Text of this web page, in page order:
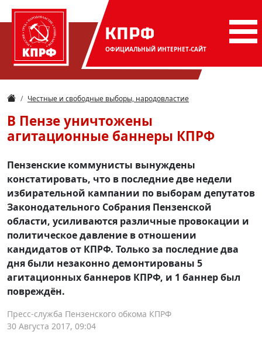
КПРФ
ОФИЦИАЛЬНЫЙ ИНТЕРНЕТ-САЙТ
Честные и свободные выборы, народовластие
В Пензе уничтожены
агитационные баннеры КПРФ
Пензенские коммунисты вынуждены
констатировать, что в последние две недели
избирательной кампании по выборам депутатов
Законодательного Собрания Пензенской
области, усиливаются различные провокации и
политическое давление в отношении
кандидатов от КПРФ. Только за последние два
дня были незаконно демонтированы 5
агитационных баннеров КПРФ, и 1 баннер был
повреждён.
Пресс-служба Пензенского обкома КПРФ
30 Августа 2017, 09:04